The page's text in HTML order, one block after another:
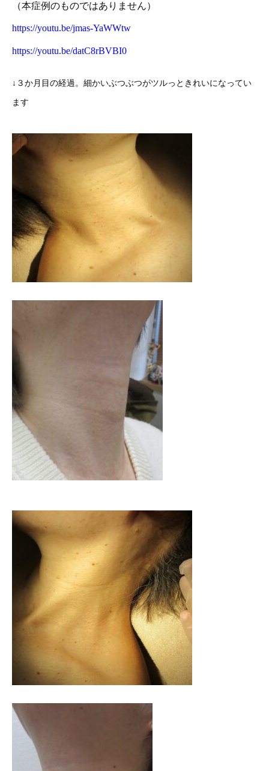
（本症例のものではありません）
https://youtu.be/jmas-YaWWtw
https://youtu.be/datC8rBVBI0
↓３か月目の経過。細かいぶつぶつがツルっときれいになってい
ます